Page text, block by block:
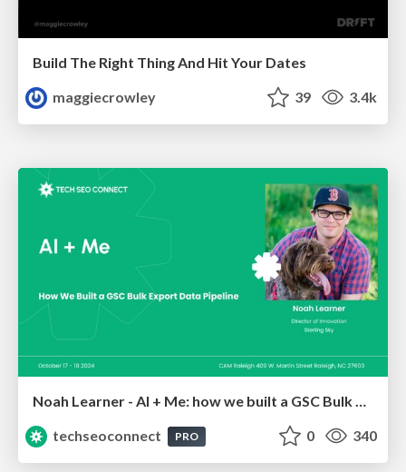
Build The Right Thing And Hit Your Dates
maggiecrowley
39 3.4k
Noah Learner - AI + Me: how we built a GSC Bulk Export data pipeline
techseoconnect
PRO 0 340